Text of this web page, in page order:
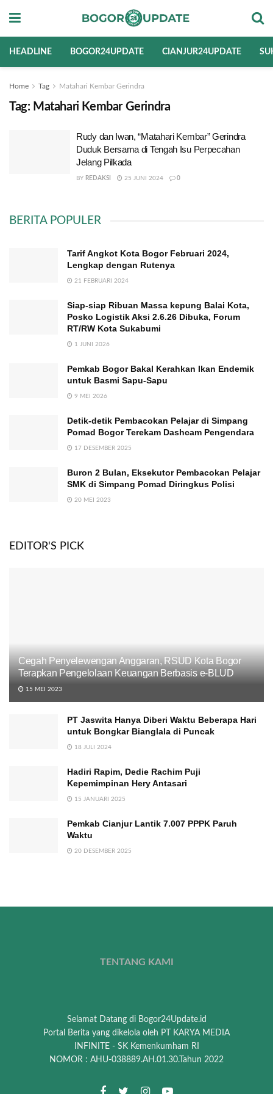
HEADLINE BOGOR24UPDATE CIANJUR24UPDATE
Home Tag Matahari Kembar Gerindra
Tag: Matahari Kembar Gerindra
Rudy dan Iwan, “Matahari Kembar” Gerindra
Duduk Bersama di Tengah Isu Perpecahan
Jelang Pilkada
BY REDAKSI 25 JUNI 2024 0
BERITA POPULER
Tarif Angkot Kota Bogor Februari 2024,
Lengkap dengan Rutenya
21 FEBRUARI 2024
Siap-siap Ribuan Massa kepung Balai Kota,
Posko Logistik Aksi 2.6.26 Dibuka, Forum
RT/RW Kota Sukabumi
1 JUNI 2026
Pemkab Bogor Bakal Kerahkan Ikan Endemik
untuk Basmi Sapu-Sapu
9 MEI 2026
Detik-detik Pembacokan Pelajar di Simpang
Pomad Bogor Terekam Dashcam Pengendara
17 DESEMBER 2025
Buron 2 Bulan, Eksekutor Pembacokan Pelajar
SMK di Simpang Pomad Diringkus Polisi
20 MEI 2023
EDITOR'S PICK
Cegah Penyelewengan Anggaran, RSUD Kota Bogor
Terapkan Pengelolaan Keuangan Berbasis e-BLUD
15 MEI 2023
PT Jaswita Hanya Diberi Waktu Beberapa Hari
untuk Bongkar Bianglala di Puncak
18 JULI 2024
Hadiri Rapim, Dedie Rachim Puji
Kepemimpinan Hery Antasari
15 JANUARI 2025
Pemkab Cianjur Lantik 7.007 PPPK Paruh
Waktu
20 DESEMBER 2025
TENTANG KAMI
Selamat Datang di Bogor24Update.id
Portal Berita yang dikelola oleh PT KARYA MEDIA
INFINITE - SK Kemenkumham RI
NOMOR : AHU-038889.AH.01.30.Tahun 2022